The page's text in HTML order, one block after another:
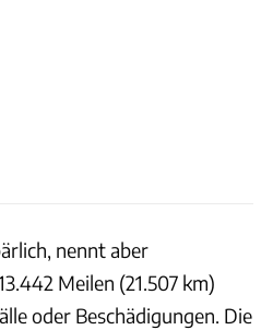
nennt aber
Meilen (21.507 km)
oder Beschädigungen. Die